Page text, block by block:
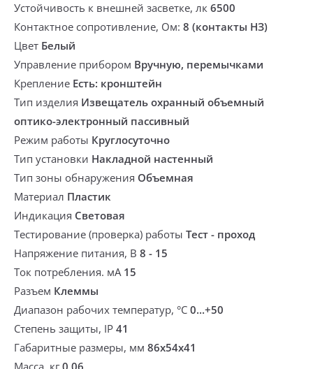
Устойчивость к внешней засветке, лк 6500
Контактное сопротивление, Ом: 8 (контакты НЗ)
Цвет Белый
Управление прибором Вручную, перемычками
Крепление Есть: кронштейн
Тип изделия Извещатель охранный объемный
оптико-электронный пассивный
Режим работы Круглосуточно
Тип установки Накладной настенный
Тип зоны обнаружения Объемная
Материал Пластик
Индикация Световая
Тестирование (проверка) работы Тест - проход
Напряжение питания, В 8 - 15
Ток потребления. мА 15
Разъем Клеммы
Диапазон рабочих температур, °С 0...+50
Степень защиты, IP 41
Габаритные размеры, мм 86х54х41
Масса, кг0,06